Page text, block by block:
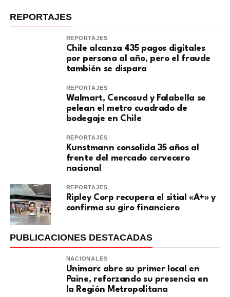
REPORTAJES
REPORTAJES
Chile alcanza 435 pagos digitales
por persona al año, pero el fraude
también se dispara
REPORTAJES
Walmart, Cencosud y Falabella se
pelean el metro cuadrado de
bodegaje en Chile
REPORTAJES
Kunstmann consolida 35 años al
frente del mercado cervecero
nacional
REPORTAJES
Ripley Corp recupera el sitial «A+» y
confirma su giro financiero
PUBLICACIONES DESTACADAS
NACIONALES
Unimarc abre su primer local en
Paine, reforzando su presencia en
la Región Metropolitana